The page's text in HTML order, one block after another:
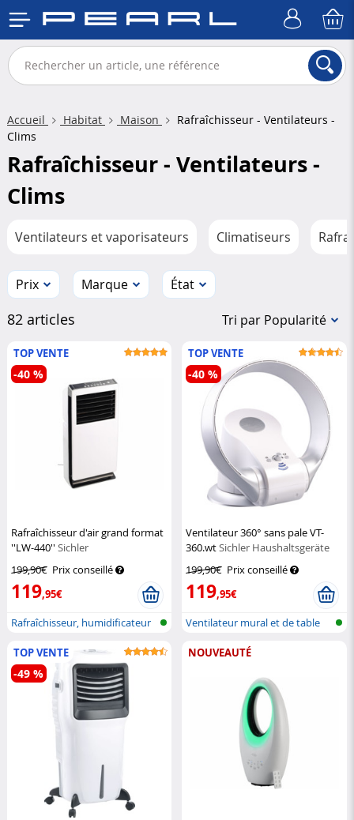
Accueil Habitat Maison
Rafraîchisseur - Ventilateurs -
Clims
Rafraîchisseur - Ventilateurs -
Clims
Ventilateurs et vaporisateurs Climatiseurs
Prix Marque État
82 articles Tri par Popularité
TOP VENTE
Rafraîchisseur d'air grand format
''LW-440'' Sichler
199,90€ Prix conseillé
119,95€
-40 %
Rafraîchisseur, humidificateur
TOP VENTE
Ventilateur 360° sans pale VT-
360.wtSichler Haushaltsgeräte
199,90€ Prix conseillé
119,95€
-40 %
Ventilateur mural et de table
TOP VENTE
-49 %
NOUVEAUTÉ